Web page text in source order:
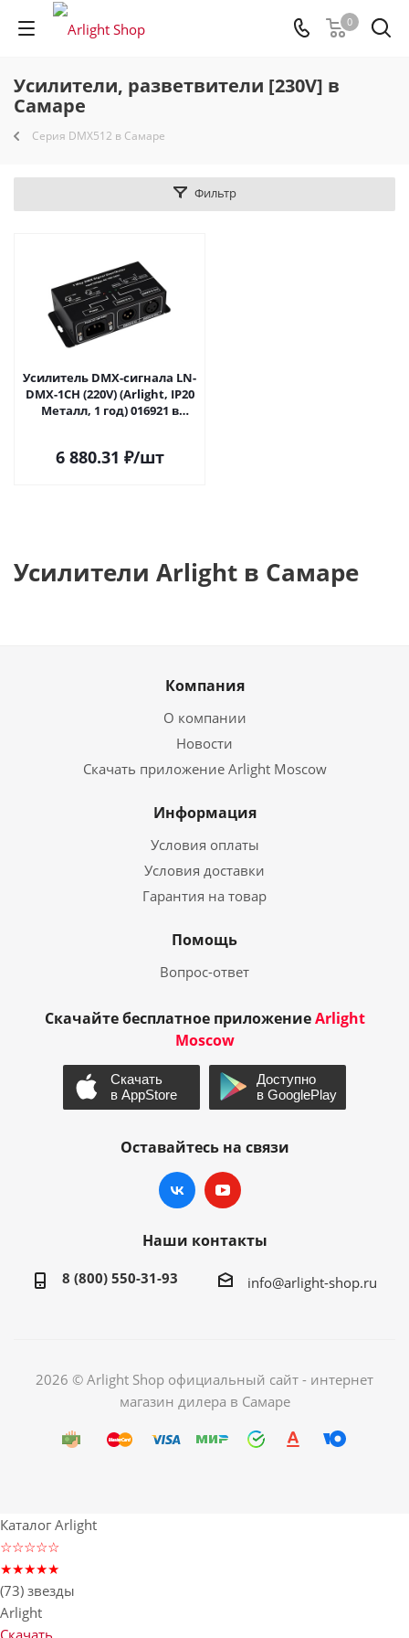
0
Усилители, разветвители [230V] в
Самаре
Серия DMX512 в Самаре
Фильтр
Усилитель DMX-сигнала LN-
DMX-1CH (220V) (Arlight, IP20
Металл, 1 год) 016921 в
6 880.31 ₽/шт
Усилители Arlight в Самаре
Компания
О компании
Новости
Скачать приложение Arlight Moscow
Информация
Условия оплаты
Условия доставки
Гарантия на товар
Помощь
Вопрос-ответ
Скачайте бесплатное приложениеArlight
Moscow
Оставайтесь на связи
Наши контакты
8 (800) 550-31-93 info@arlight-shop.ru
2026 © Arlight Shop официальный сайт - интернет
магазин дилера в Самаре
Каталог Arlight
☆☆☆☆☆
★★★★★
(73) звезды
Arlight
Скачать